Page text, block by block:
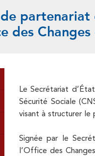
des Changes
Le Secrétariat
Sécurité Sociale
visant à structurer
Signée par le
l’Office des